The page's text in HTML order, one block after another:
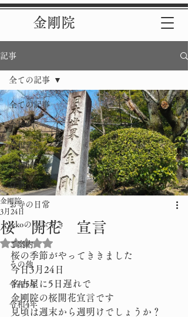
金剛院
記事
全ての記事
令和8年
令和７年
令和6年
行事
お寺の日常
ikkoのつぶやき
ご案内
その他
令和5年
令和4年
全ての記事
桜 開花 宣言
金剛院
3月24日
5つ星のうちNaNと評価されています。
桜の季節がやってききました
今日3月24日
名古屋に5日遅れで
金剛院の桜開花宣言です
見頃は週末から週明けでしょうか？